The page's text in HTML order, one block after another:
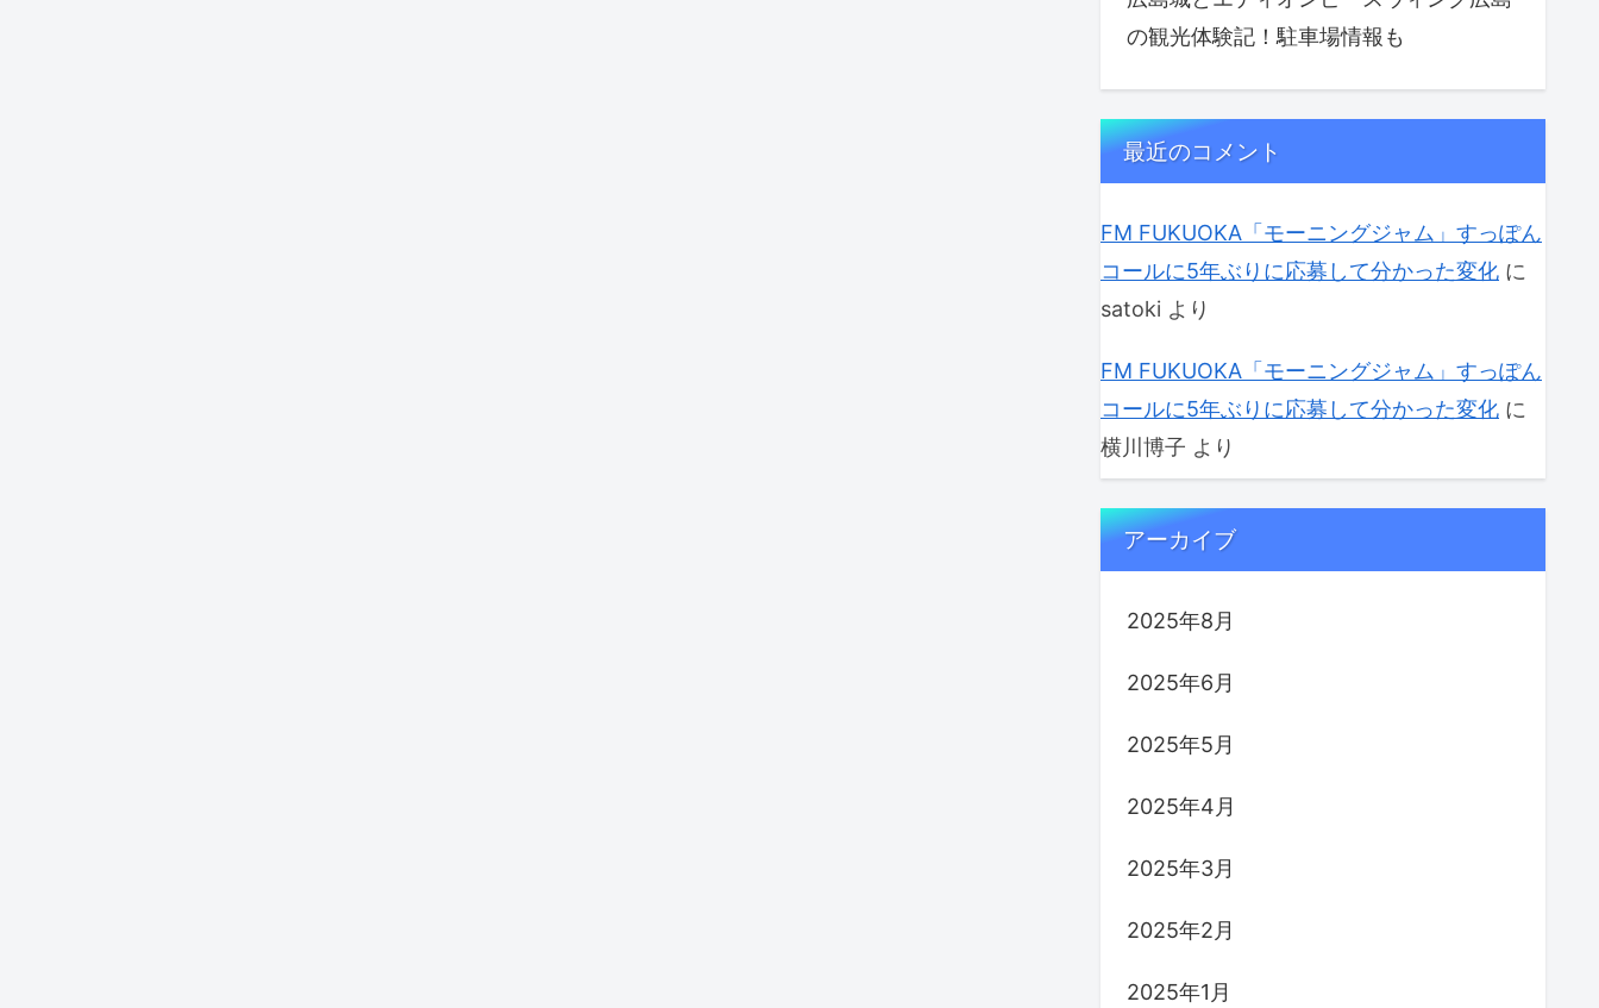
の観光体験記！駐車場情報も
最近のコメント
FM FUKUOKA「モーニングジャム」すっぽん
コールに5年ぶりに応募して分かった変化 に
satoki より
FM FUKUOKA「モーニングジャム」すっぽん
コールに5年ぶりに応募して分かった変化 に
横川博子 より
アーカイブ
2025年8月
2025年6月
2025年5月
2025年4月
2025年3月
2025年2月
2025年1月